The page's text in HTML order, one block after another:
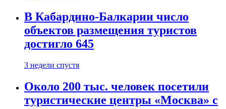
В Кабардино-Балкарии число
объектов размещения туристов
достигло 645
3 недели спустя
Около 200 тыс. человек посетили
туристические центры «Москва» с